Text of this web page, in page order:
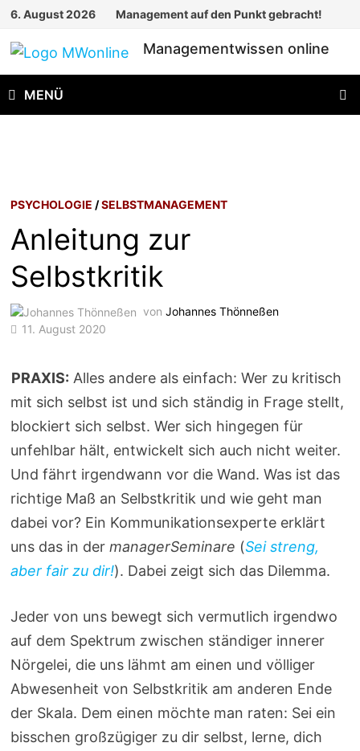
Zum
springen
6. August 2026 Management auf den Punkt gebracht!
Managementwissen online
MENÜ
PSYCHOLOGIE /SELBSTMANAGEMENT
Anleitung zur
Selbstkritik
vonJohannes Thönneßen
11. August 2020
PRAXIS: Alles andere als einfach: Wer zu kritisch
mit sich selbst ist und sich ständig in Frage stellt,
blockiert sich selbst. Wer sich hingegen für
unfehlbar hält, entwickelt sich auch nicht weiter.
Und fährt irgendwann vor die Wand. Was ist das
richtige Maß an Selbstkritik und wie geht man
dabei vor? Ein Kommunikationsexperte erklärt
uns das in dermanagerSeminare (Sei streng,
aber fair zu dir!). Dabei zeigt sich das Dilemma.
Jeder von uns bewegt sich vermutlich irgendwo
auf dem Spektrum zwischen ständiger innerer
Nörgelei, die uns lähmt am einen und völliger
Abwesenheit von Selbstkritik am anderen Ende
der Skala. Dem einen möchte man raten: Sei ein
bisschen großzügiger zu dir selbst, lerne, dich